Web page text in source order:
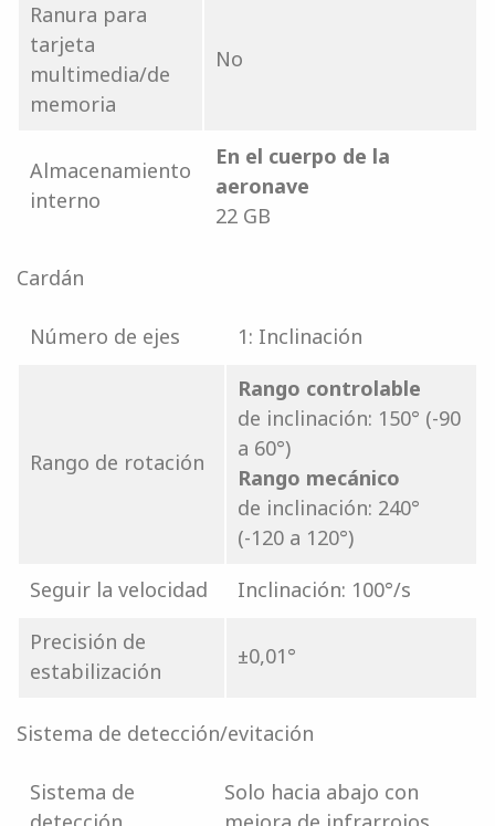
Ranura para
tarjeta
multimedia/de
memoria
No
Almacenamiento
interno
En el cuerpo de la
aeronave
22 GB
Cardán
Número de ejes 1: Inclinación
Rango de rotación
Rango controlable
de inclinación: 150° (-90
a 60°)
Rango mecánico
de inclinación: 240°
(-120 a 120°)
Seguir la velocidad
Inclinación: 100°/s
Precisión de
estabilización
±0,01°
Sistema de detección/evitación
Sistema de
Solo hacia abajo con